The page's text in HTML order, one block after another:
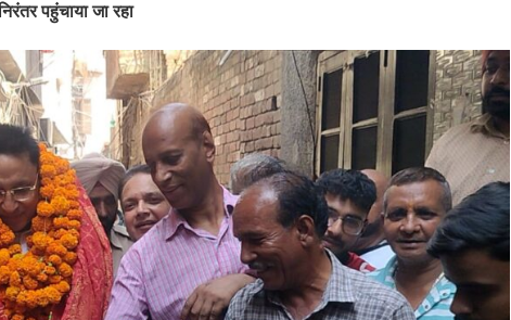
पहुंचाया जा रहा